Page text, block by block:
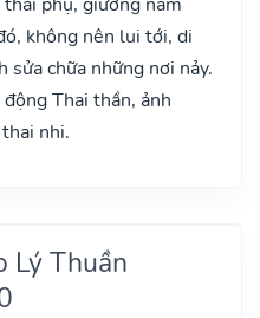
không nên lui tới, di
sửa chữa những nơi nảy.
Thai thần, ảnh
nhi.
Lý Thuần